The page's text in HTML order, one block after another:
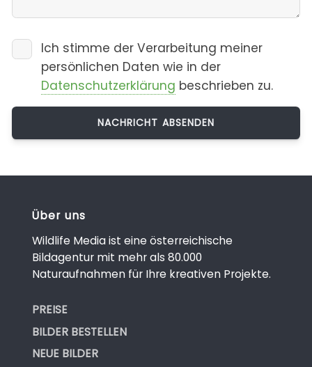
Ich stimme der Verarbeitung meiner
persönlichen Daten wie in der
Datenschutzerklärung beschrieben zu.
Über uns
Wildlife Media ist eine österreichische
Bildagentur mit mehr als 80.000
Naturaufnahmen für Ihre kreativen Projekte.
PREISE
BILDER BESTELLEN
NEUE BILDER